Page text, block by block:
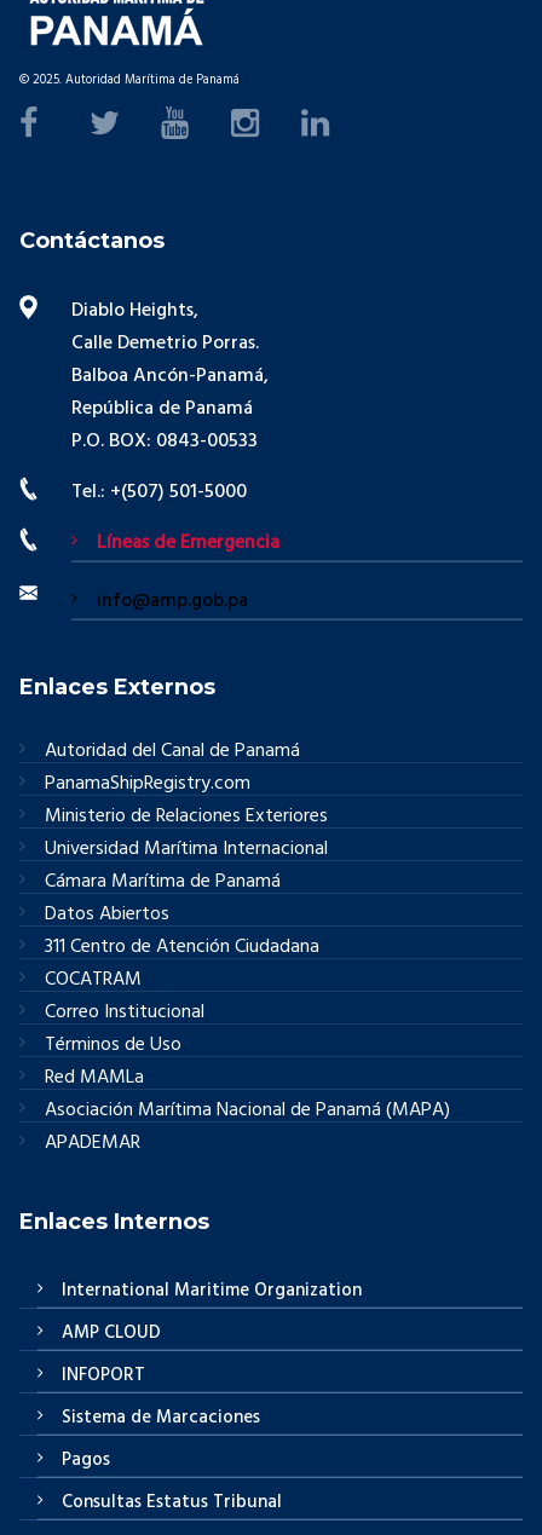
© 2025. Autoridad Marítima de Panamá
Contáctanos
Diablo Heights,
Calle Demetrio Porras.
Balboa Ancón-Panamá,
República de Panamá
P.O. BOX: 0843-00533
Tel.: +(507) 501-5000
Líneas de Emergencia
info@amp.gob.pa
Enlaces Externos
Autoridad del Canal de Panamá
PanamaShipRegistry.com
Ministerio de Relaciones Exteriores
Universidad Marítima Internacional
Cámara Marítima de Panamá
Datos Abiertos
311 Centro de Atención Ciudadana
COCATRAM
Correo Institucional
Términos de Uso
Red MAMLa
Asociación Marítima Nacional de Panamá (MAPA)
APADEMAR
Enlaces Internos
International Maritime Organization
AMP CLOUD
INFOPORT
Sistema de Marcaciones
Pagos
Consultas Estatus Tribunal